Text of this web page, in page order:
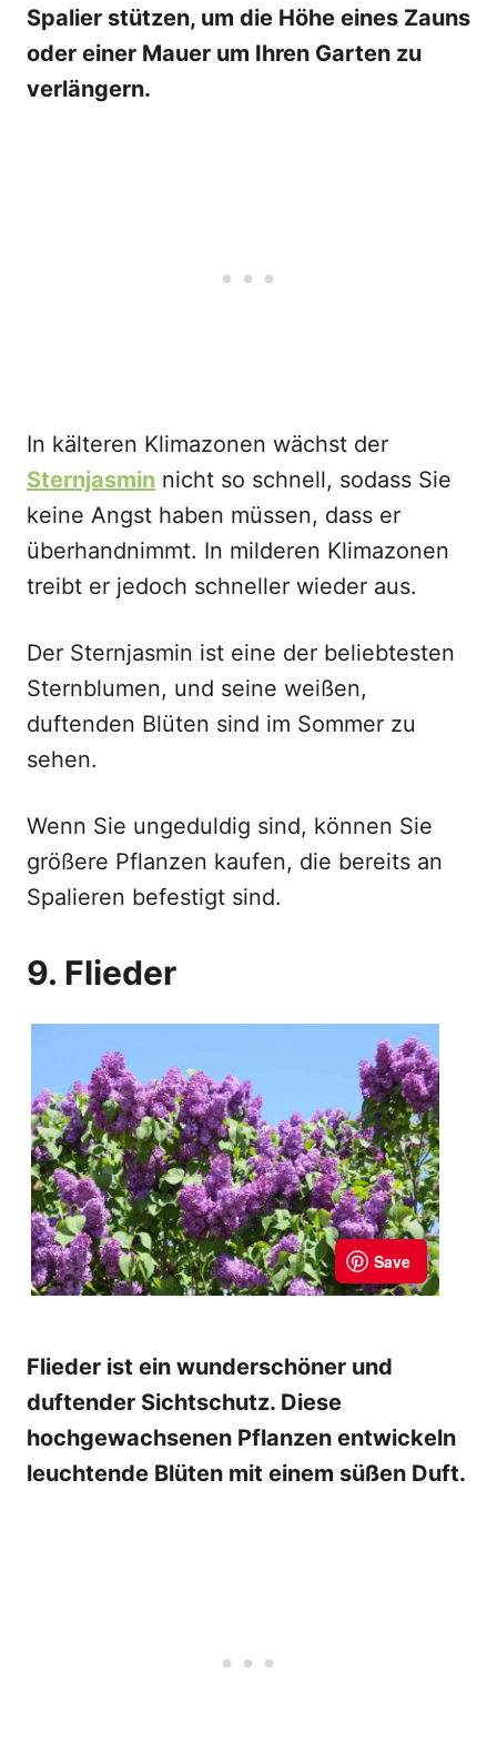
Spalier stützen, um die Höhe eines Zauns
oder einer Mauer um Ihren Garten zu
verlängern.
In kälteren Klimazonen wächst der
Sternjasmin nicht so schnell, sodass Sie
keine Angst haben müssen, dass er
überhandnimmt. In milderen Klimazonen
treibt er jedoch schneller wieder aus.
Der Sternjasmin ist eine der beliebtesten
Sternblumen, und seine weißen,
duftenden Blüten sind im Sommer zu
sehen.
Wenn Sie ungeduldig sind, können Sie
größere Pflanzen kaufen, die bereits an
Spalieren befestigt sind.
9. Flieder
Flieder ist ein wunderschöner und
duftender Sichtschutz. Diese
hochgewachsenen Pflanzen entwickeln
leuchtende Blüten mit einem süßen Duft.